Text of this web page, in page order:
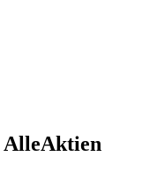
AlleAktien